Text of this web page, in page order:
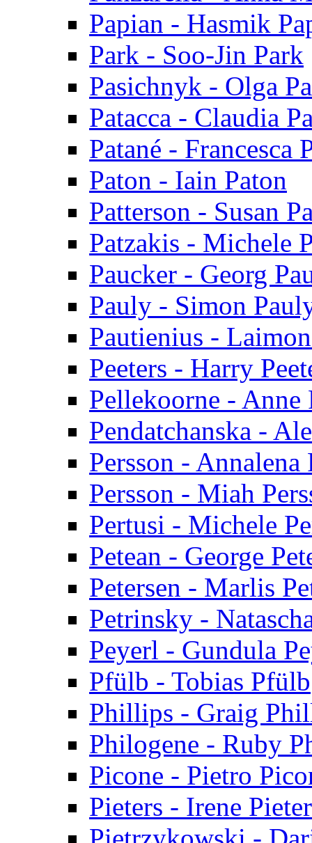
Papian - Hasmik
Park - Soo-Jin Park
Pasichnyk - Olga
Patacca - Claudia
Patané - Francesca
Paton - Iain Paton
Patterson - Susan
Patzakis - Michele
Paucker - Georg
Pauly - Simon
Pautienius -
Peeters - Harry
Pellekoorne - Anne
Pendatchanska -
Persson - Annalena
Persson - Miah
Pertusi - Michele
Petean - George
Petersen - Marlis
Petrinsky -
Peyerl - Gundula
Pfülb - Tobias Pfülb
Phillips - Graig
Philogene - Ruby
Picone - Pietro
Pieters - Irene